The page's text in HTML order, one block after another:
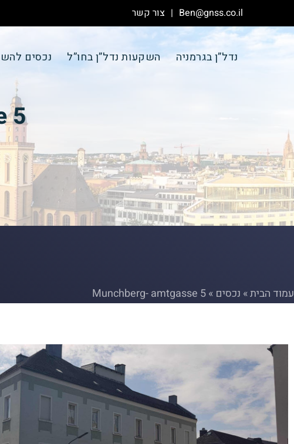
Ben@gnss.co.il צור קשר
נדל”ן בגרמניה השקעות נדל”ן בחו”ל נכסים
5
עמוד הבית» נכסים »
Munchberg- amtgasse 5